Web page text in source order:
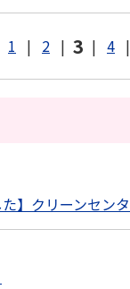
1 | 2 | 3 | 4 |
た】クリーンセン